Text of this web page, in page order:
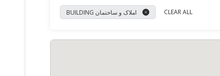
BUILDING املاک و ساختمان CLEAR ALL